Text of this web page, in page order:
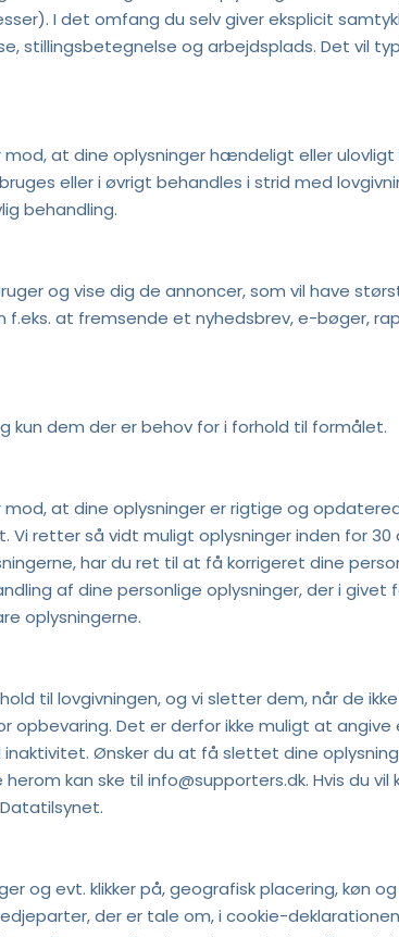
I det omfang du selv giver eksplicit
stillingsbetegnelse og arbejdsplads. Det vil
at dine oplysninger hændeligt eller
eller i øvrigt behandles i strid med
behandling.
og vise dig de annoncer, som vil have
at fremsende et nyhedsbrev, e-bøger,
kun dem der er behov for i forhold til formålet.
at dine oplysninger er rigtige og
retter så vidt muligt oplysninger inden for
har du ret til at få korrigeret dine
af dine personlige oplysninger, der i givet
oplysningerne.
til lovgivningen, og vi sletter dem, når de
Det er derfor ikke muligt at
Ønsker du at få slettet dine
kan ske til info@supporters.dk. Hvis du
og evt. klikker på, geografisk placering, køn
der er tale om, i cookie-